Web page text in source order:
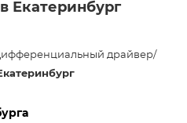
Екатеринбург
драйвер/